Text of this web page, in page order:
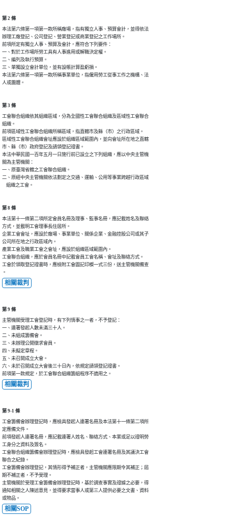
第 2 條
本法第六條第一項第一款所稱廠場，指有獨立人事、預算會計，並得依法
辦理工廠登記、公司登記、營業登記或商業登記之工作場所。
前項所定有獨立人事、預算及會計，應符合下列要件：
一、對於工作場所勞工具有人事進用或解職決定權。
二、編列及執行預算。
三、單獨設立會計單位，並有設帳計算盈虧損。
本法第六條第一項第一款所稱事業單位，指僱用勞工從事工作之機構、法
人或團體。
第 3 條
工會聯合組織依其組織區域，分為全國性工會聯合組織及區域性工會聯合
組織。
前項區域性工會聯合組織所稱區域，指直轄市及縣（市）之行政區域。
區域性工會聯合組織會址應設於組織區域範圍內，並向會址所在地之直轄
市、縣（市）政府登記及請領登記證書。
本法中華民國一百年五月一日施行前已設立之下列組織，應以中央主管機
關為主管機關：
一、原臺灣省轄之工會聯合組織。
二、原經中央主管機關依法劃定之交通、運輸、公用等事業跨越行政區域
    組織之工會。
第 8 條
本法第十一條第二項所定會員名冊及理事、監事名冊，應記載姓名及聯絡
方式，並載明工會理事長住居所。
企業工會會址，應設於廠場、事業單位、關係企業、金融控股公司或其子
公司所在地之行政區域內。
產業工會及職業工會之會址，應設於組織區域範圍內。
工會聯合組織，應於會員名冊中記載會員工會名稱、會址及聯絡方式。
工會於領取登記證書時，應檢附工會圖記印模一式三份，送主管機關備查
。
相關裁判
第 9 條
主管機關受理工會登記時，有下列情事之一者，不予登記：
一、連署發起人數未滿三十人。
二、未組成籌備會。
三、未辦理公開徵求會員。
四、未擬定章程。
五、未召開成立大會。
六、未於召開成立大會後三十日內，依規定請領登記證書。
前項第一款規定，於工會聯合組織籌組程序不適用之。
相關裁判
第 9-1 條
工會籌備會辦理登記時，應檢具發起人連署名冊及本法第十一條第二項所
定應備文件。
前項發起人連署名冊，應記載連署人姓名、聯絡方式、本業或足以證明勞
工身分之資料及簽名。
工會聯合組織籌備會辦理登記時，應檢具發起工會連署名冊及其議決工會
聯合之紀錄。
工會籌備會辦理登記，其情形得予補正者，主管機關應限期令其補正；屆
期不補正者，不予受理。
主管機關於受理工會籌備會辦理登記時，基於調查事實及證據之必要，得
通知相關之人陳述意見，並得要求當事人或第三人提供必要之文書、資料
或物品。
相關SOP